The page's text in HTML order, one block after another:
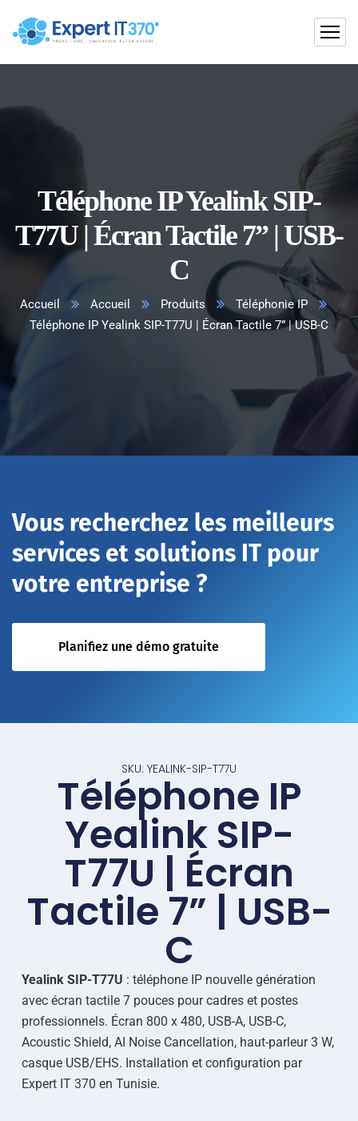
Téléphone IP Yealink SIP-
T77U | Écran Tactile 7” | USB-
C
Accueil Accueil Produits
Téléphonie IP
Téléphone IP Yealink SIP-T77U | Écran Tactile 7” | USB-C
Vous recherchez les meilleurs
services et solutions IT pour
votre entreprise ?
Planifiez une démo gratuite
SKU: YEALINK-SIP-T77U
Téléphone IP
Yealink SIP-
T77U | Écran
Tactile 7” | USB-
C
Yealink SIP-T77U : téléphone IP nouvelle génération
avec écran tactile 7 pouces pour cadres et postes
professionnels. Écran 800 x 480, USB-A, USB-C,
Acoustic Shield, AI Noise Cancellation, haut-parleur 3 W,
casque USB/EHS. Installation et configuration par
Expert IT 370 en Tunisie.